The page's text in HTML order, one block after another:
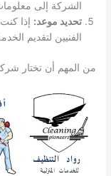
الشركة إلى
تحديد موعد: إذا
الفنيين لتقديم
من المهم أن تختار